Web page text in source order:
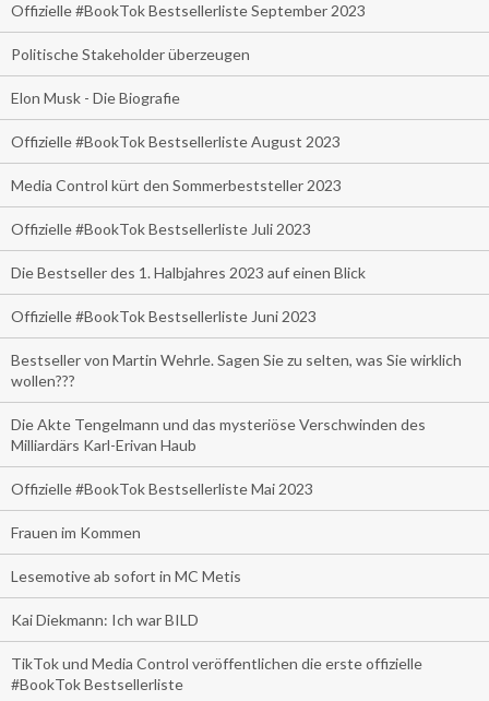
Offizielle #BookTok Bestsellerliste September 2023
Politische Stakeholder überzeugen
Elon Musk - Die Biografie
Offizielle #BookTok Bestsellerliste August 2023
Media Control kürt den Sommerbeststeller 2023
Offizielle #BookTok Bestsellerliste Juli 2023
Die Bestseller des 1. Halbjahres 2023 auf einen Blick
Offizielle #BookTok Bestsellerliste Juni 2023
Bestseller von Martin Wehrle. Sagen Sie zu selten, was Sie wirklich
wollen???
Die Akte Tengelmann und das mysteriöse Verschwinden des
Milliardärs Karl-Erivan Haub
Offizielle #BookTok Bestsellerliste Mai 2023
Frauen im Kommen
Lesemotive ab sofort in MC Metis
Kai Diekmann: Ich war BILD
TikTok und Media Control veröffentlichen die erste offizielle
#BookTok Bestsellerliste